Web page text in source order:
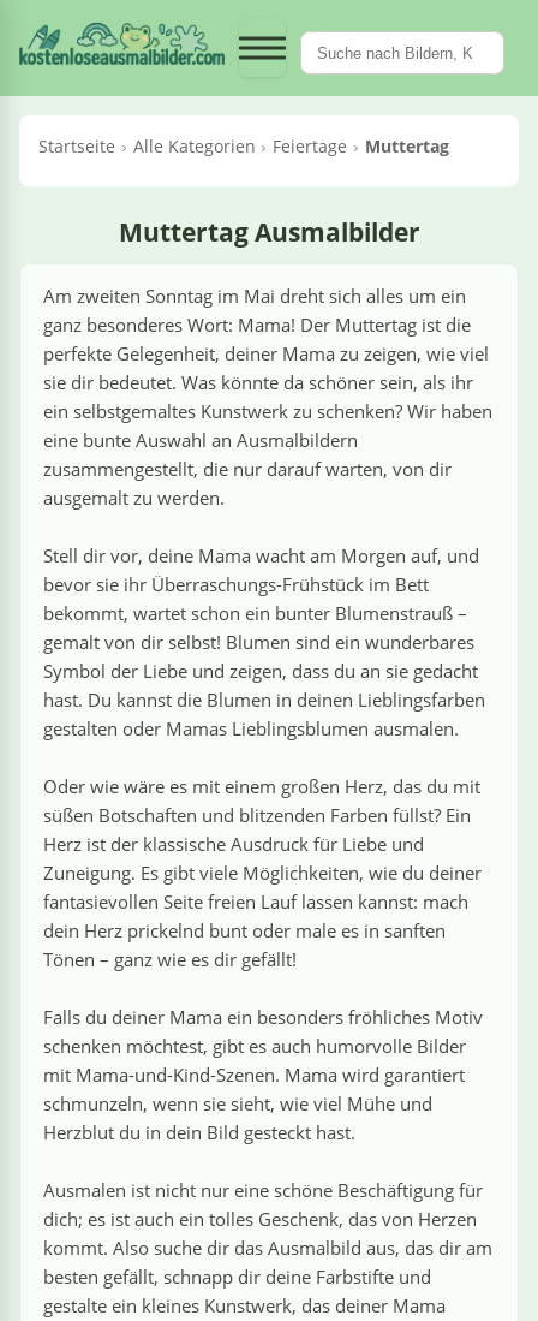
Kategorien
›
›
›
& Maschinen ›
›
/ Kräne ›
& Fantasy ›
›
Gemüse ›
& Blumen ›
›
›
BerufeDinosaurier
Dinosaurier
‹ Kategorien
Essen &
Trinken
Alle Essen & Trinken
Croissants
Fliegendes Sushi
Hotdogs
Pizza
‹ Kategorien
Fahrzeuge &
Maschinen
Alle Fahrzeuge & Maschinen
Autos
Betonmischer
Feuerwehrwagen
Flugzeuge
Hubschrauber
Kipplaster
Rennautos
Schaufelradbagger
Traktoren
Züge
Feiertage
Kategorien Krane / Kräne
Krane / Kräne
‹ Kategorien
Märchen &
Fantasy
Alle Märchen & Fantasy
Cowboys
Einhörner
Feen
Meerjungfrauen
Piraten
Prinzessinnen
Regenbogen
Ritter
Superhelden
Wikinger
Zauberer
Meerestiere
Meerestiere
‹ Kategorien Obst & Gemüse
Alle Obst & Gemüse
Äpfel
Gemüse
Obst
Tomaten
‹ Kategorien
Pflanzen &
Blumen
Alle Pflanzen & Blumen
Bäume
Kakteen
Orchideen
Pilze
Sonnenblumen
Sport
Tiere
Startseite Alle Kategorien Feiertage Muttertag
Muttertag Ausmalbilder
Am zweiten Sonntag im Mai dreht sich alles um ein
ganz besonderes Wort: Mama! Der Muttertag ist die
perfekte Gelegenheit, deiner Mama zu zeigen, wie viel
sie dir bedeutet. Was könnte da schöner sein, als ihr
ein selbstgemaltes Kunstwerk zu schenken? Wir haben
eine bunte Auswahl an Ausmalbildern
zusammengestellt, die nur darauf warten, von dir
ausgemalt zu werden.
Stell dir vor, deine Mama wacht am Morgen auf, und
bevor sie ihr Überraschungs-Frühstück im Bett
bekommt, wartet schon ein bunter Blumenstrauß –
gemalt von dir selbst! Blumen sind ein wunderbares
Symbol der Liebe und zeigen, dass du an sie gedacht
hast. Du kannst die Blumen in deinen Lieblingsfarben
gestalten oder Mamas Lieblingsblumen ausmalen.
Oder wie wäre es mit einem großen Herz, das du mit
süßen Botschaften und blitzenden Farben füllst? Ein
Herz ist der klassische Ausdruck für Liebe und
Zuneigung. Es gibt viele Möglichkeiten, wie du deiner
fantasievollen Seite freien Lauf lassen kannst: mach
dein Herz prickelnd bunt oder male es in sanften
Tönen – ganz wie es dir gefällt!
Falls du deiner Mama ein besonders fröhliches Motiv
schenken möchtest, gibt es auch humorvolle Bilder
mit Mama-und-Kind-Szenen. Mama wird garantiert
schmunzeln, wenn sie sieht, wie viel Mühe und
Herzblut du in dein Bild gesteckt hast.
Ausmalen ist nicht nur eine schöne Beschäftigung für
dich; es ist auch ein tolles Geschenk, das von Herzen
kommt. Also suche dir das Ausmalbild aus, das dir am
besten gefällt, schnapp dir deine Farbstifte und
gestalte ein kleines Kunstwerk, das deiner Mama